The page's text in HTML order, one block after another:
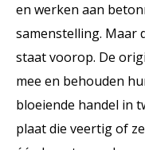
en werken aan
samenstelling. Maar
staat voorop. De
mee en behouden
bloeiende handel in
plaat die veertig of